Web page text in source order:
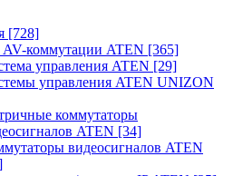
[728]
коммутации ATEN [365]
управления ATEN [29]
управления ATEN UNIZON
коммутаторы
ATEN [34]
видеосигналов ATEN